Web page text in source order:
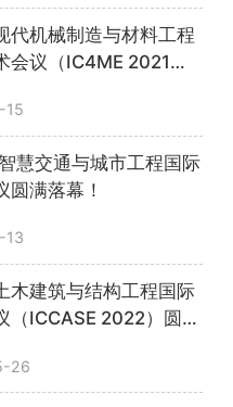
代机械制造与材料工程
会议（IC4ME 2021）
15
慧交通与城市工程国际
圆满落幕！
13
木建筑与结构工程国际
（ICCASE 2022）圆满
26